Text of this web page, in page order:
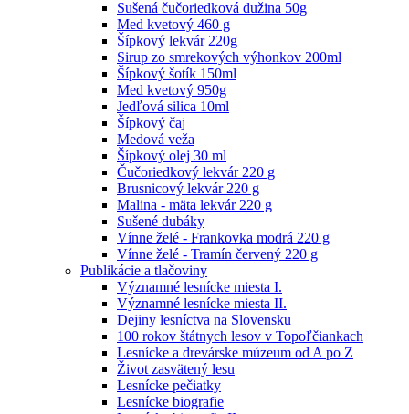
Sušená čučoriedková dužina 50g
Med kvetový 460 g
Šípkový lekvár 220g
Sirup zo smrekových výhonkov 200ml
Šípkový šotík 150ml
Med kvetový 950g
Jedľová silica 10ml
Šípkový čaj
Medová veža
Šípkový olej 30 ml
Čučoriedkový lekvár 220 g
Brusnicový lekvár 220 g
Malina - mäta lekvár 220 g
Sušené dubáky
Vínne želé - Frankovka modrá 220 g
Vínne želé - Tramín červený 220 g
Publikácie a tlačoviny
Významné lesnícke miesta I.
Významné lesnícke miesta II.
Dejiny lesníctva na Slovensku
100 rokov štátnych lesov v Topoľčiankach
Lesnícke a drevárske múzeum od A po Z
Život zasvätený lesu
Lesnícke pečiatky
Lesnícke biografie